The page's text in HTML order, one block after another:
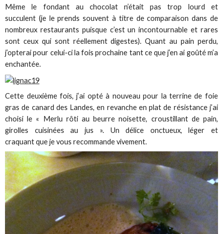
Même le fondant au chocolat n’était pas trop lourd et
succulent (je le prends souvent à titre de comparaison dans de
nombreux restaurants puisque c’est un incontournable et rares
sont ceux qui sont réellement digestes). Quant au pain perdu,
j’opterai pour celui-ci la fois prochaine tant ce que j’en ai goûté m’a
enchantée.
Cette deuxième fois, j’ai opté à nouveau pour la terrine de foie
gras de canard des Landes, en revanche en plat de résistance j’ai
choisi le « Merlu rôti au beurre noisette, croustillant de pain,
girolles cuisinées au jus ». Un délice onctueux, léger et
craquant que je vous recommande vivement.